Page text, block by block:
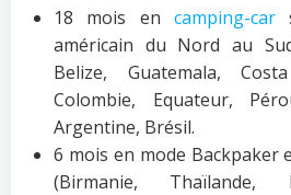
18 mois en camping-car
américain du Nord au
Belize, Guatemala,
Colombie, Equateur,
Argentine, Brésil.
6 mois en mode Backpaker
(Birmanie, Thaïlande,